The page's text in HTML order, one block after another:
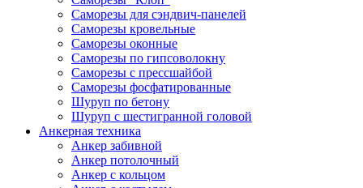
Саморезы для сэндвич-панелей
Саморезы кровельные
Саморезы оконные
Саморезы по гипсоволокну
Саморезы с прессшайбой
Саморезы фосфатированные
Шуруп по бетону
Шуруп с шестигранной головой
Анкерная техника
Анкер забивной
Анкер потолочный
Анкер с кольцом